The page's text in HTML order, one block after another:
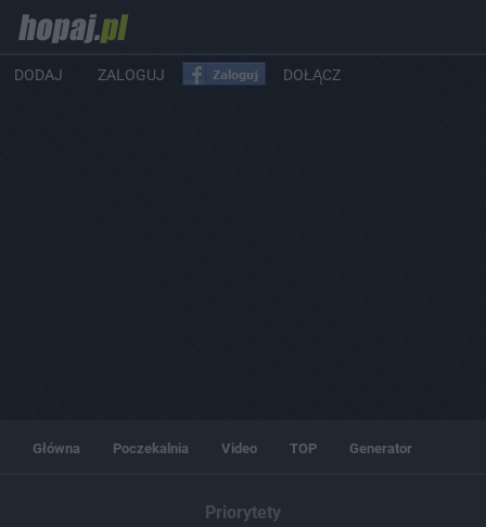
DODAJ ZALOGUJ DOŁĄCZ
Główna Poczekalnia Video TOP Generator
Priorytety